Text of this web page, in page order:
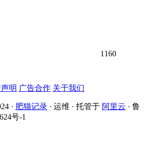
1160
明 广告合作 关于我们
· 肥猫记录 · 运维 · 托管于 阿里云 · 鲁
号-1